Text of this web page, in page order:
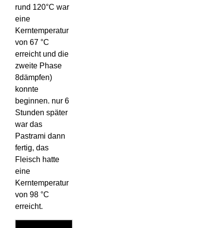
rund 120°C war
eine
Kerntemperatur
von 67 °C
erreicht und die
zweite Phase
8dämpfen)
konnte
beginnen. nur 6
Stunden später
war das
Pastrami dann
fertig, das
Fleisch hatte
eine
Kerntemperatur
von 98 °C
erreicht.